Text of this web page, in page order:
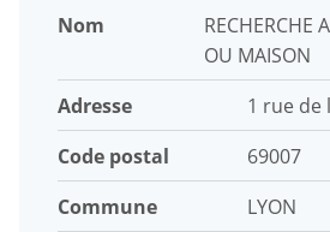
Nom
RECHERCHE
OU MAISON
Adresse 1 rue de
Code postal 69007
Commune LYON